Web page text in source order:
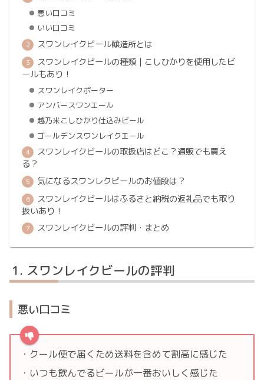
悪い口コミ
いい口コミ
スワンレイクビール醸造所とは
スワンレイクビールの種類｜こしひかりを使用したビ
ールもあり！
スワンレイクポーター
アンバースワンエール
越乃米こしひかり仕込みビール
ゴールデンスワンレイクエール
スワンレイクビールの取扱店はどこ？通販でも買え
る？
気になるスワンレクビールのお値段は？
スワンレイクビールはふるさと納税の返礼品でも取り
扱いあり！
スワンレイクビールの評判・まとめ
スワンレイクビールの評判
悪い口コミ
・クール便で届くため送料を含めて割高に感じた
・いつも飲んでるビールが一番おいしく感じた